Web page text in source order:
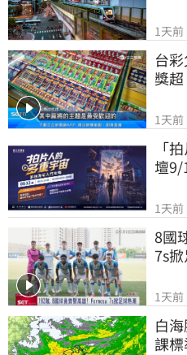
1天前
台
獎
1天前
「
壇9/
1天前
8國
7s
1天前
白
課